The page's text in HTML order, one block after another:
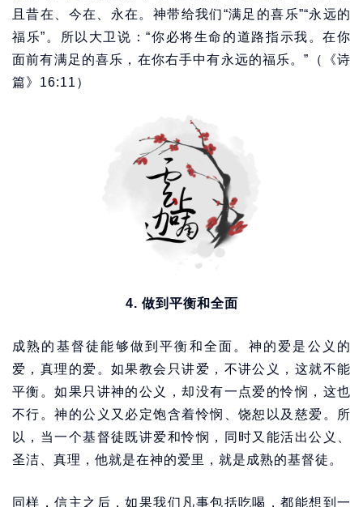
且昔在、今在、永在。神带给我们“满足的喜乐”“永远的
福乐”。所以大卫说：“你必将生命的道路指示我。在你
面前有满足的喜乐，在你右手中有永远的福乐。”（《诗
篇》16:11）
4. 做到平衡和全面
成熟的基督徒能够做到平衡和全面。神的爱是公义的
爱，真理的爱。如果教会只讲爱，不讲公义，这就不能
平衡。如果只讲神的公义，却没有一点爱的怜悯，这也
不行。神的公义又必定饱含着怜悯、饶恕以及慈爱。所
以，当一个基督徒既讲爱和怜悯，同时又能活出公义、
圣洁、真理，他就是在神的爱里，就是成熟的基督徒。
同样，信主之后，如果我们凡事包括吃喝，都能想到一